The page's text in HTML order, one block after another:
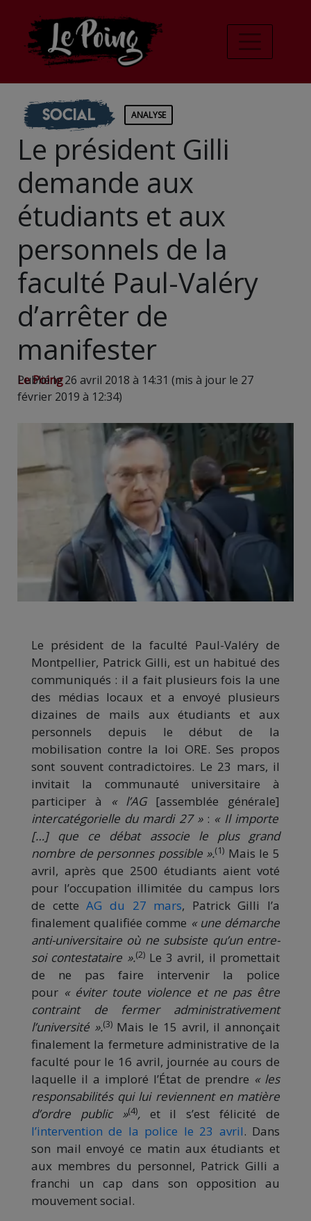
Social ANALYSE
Le président Gilli
demande aux
étudiants et aux
personnels de la
faculté Paul-Valéry
d’arrêter de
manifester
Le Poing
Publié le 26 avril 2018 à 14:31 (mis à jour le 27
février 2019 à 12:34)
Le président de la faculté Paul-Valéry de
Montpellier, Patrick Gilli, est un habitué des
communiqués : il a fait plusieurs fois la une
des médias locaux et a envoyé plusieurs
dizaines de mails aux étudiants et aux
personnels depuis le début de la
mobilisation contre la loi ORE. Ses propos
sont souvent contradictoires. Le 23 mars, il
invitait la communauté universitaire à
participer à « l’AG [assemblée générale]
intercatégorielle du mardi 27 »: « Il importe
[…] que ce débat associe le plus grand
nombre de personnes possible ».(1) Mais le 5
avril, après que 2500 étudiants aient voté
pour l’occupation illimitée du campus lors
de cetteAG du 27 mars, Patrick Gilli l’a
finalement qualifiée comme « une démarche
anti-universitaire où ne subsiste qu’un entre-
soi contestataire ».(2) Le 3 avril, il promettait
de ne pas faire intervenir la police
pour « éviter toute violence et ne pas être
contraint de fermer administrativement
l’université ».(3) Mais le 15 avril, il annonçait
finalement la fermeture administrative de la
faculté pour le 16 avril, journée au cours de
laquelle il a imploré l’État de prendre « les
responsabilités qui lui reviennent en matière
d’ordre public »(4), et il s’est félicité de
l’intervention de la police le 23 avril. Dans
son mail envoyé ce matin aux étudiants et
aux membres du personnel, Patrick Gilli a
franchi un cap dans son opposition au
mouvement social.